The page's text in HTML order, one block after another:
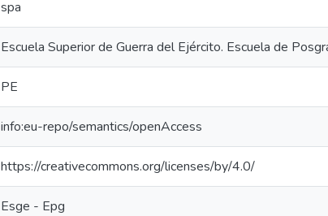
spa
Escuela Superior de Guerra del Ejército. Escuela de
PE
info:eu-repo/semantics/openAccess
https://creativecommons.org/licenses/by/4.0/
Esge - Epg